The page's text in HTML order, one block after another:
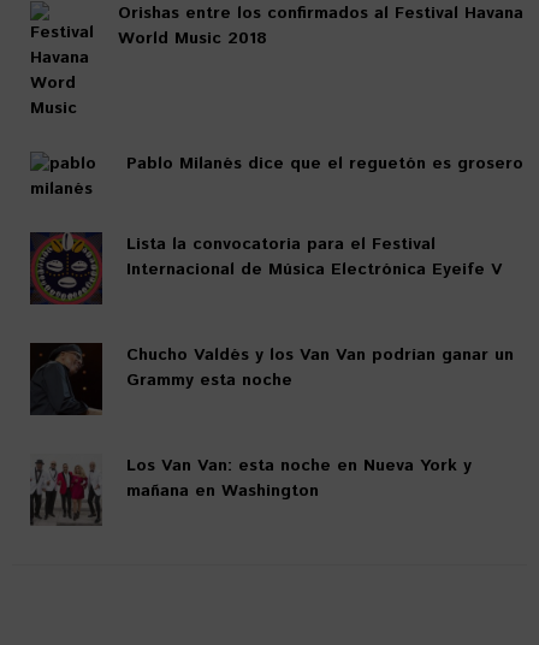
Orishas entre los confirmados al Festival Havana
World Music 2018
Pablo Milanés dice que el reguetón es grosero
Lista la convocatoria para el Festival
Internacional de Música Electrónica Eyeife V
Chucho Valdés y los Van Van podrían ganar un
Grammy esta noche
Los Van Van: esta noche en Nueva York y
mañana en Washington